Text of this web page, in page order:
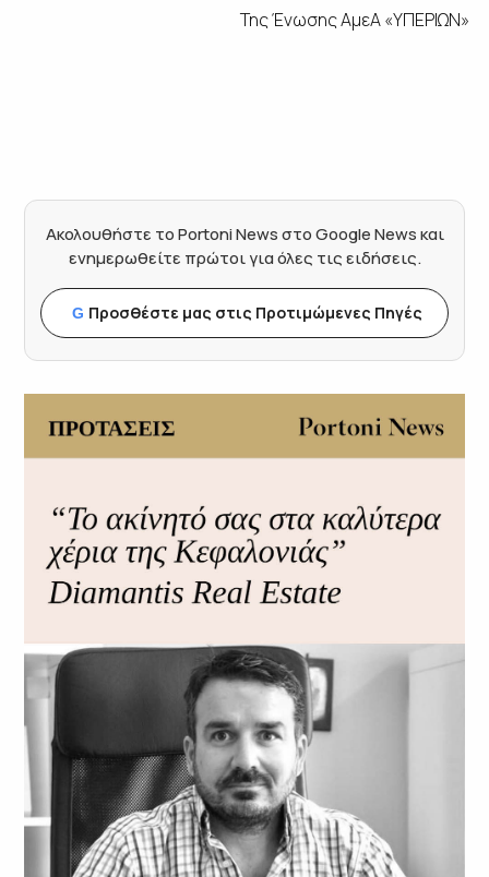
Της Ένωσης ΑμεΑ «ΥΠΕΡΙΩΝ»
Ακολουθήστε το Portoni News στο Google News και
ενημερωθείτε πρώτοι για όλες τις ειδήσεις.
G Προσθέστε μας στις Προτιμώμενες Πηγές